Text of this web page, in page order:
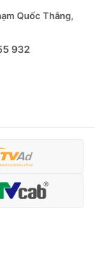
Quốc Thắng,
932